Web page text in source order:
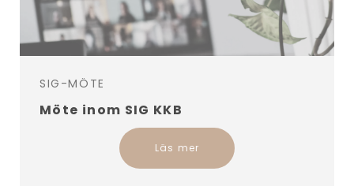
SIG-MÖTE
Möte inom SIG KKB
Läs mer